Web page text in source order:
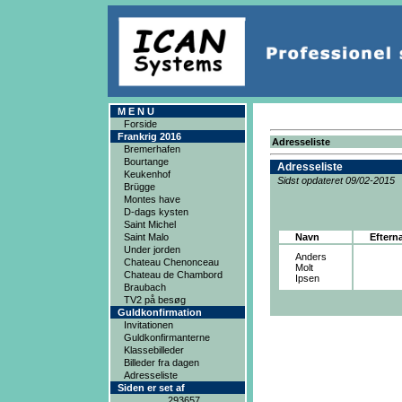
M E N U
Forside
Frankrig 2016
Bremerhafen
Bourtange
Keukenhof
Brügge
Montes have
D-dags kysten
Saint Michel
Saint Malo
Under jorden
Chateau Chenonceau
Chateau de Chambord
Braubach
TV2 på besøg
Guldkonfirmation
Invitationen
Guldkonfirmanterne
Klassebilleder
Billeder fra dagen
Adresseliste
Siden er set af
Adresseliste
Adresseliste
Sidst opdateret 09/02-2015
Navn
Anders
Molt
Ipsen